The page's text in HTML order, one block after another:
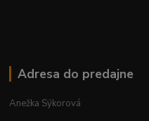
Adresa do predajne
Anežka Sýkorová